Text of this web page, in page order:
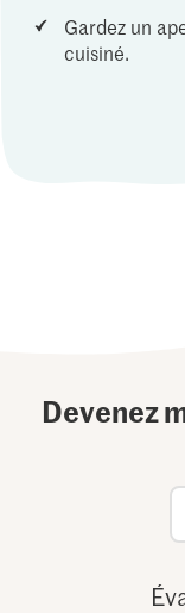
Gardez un
cuisiné.
Devenez